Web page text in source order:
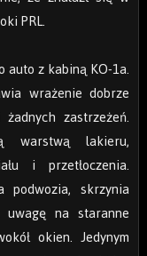
PRL.
z kabiną KO-1a.
wrażenie dobrze
zastrzeżeń.
warstwą lakieru,
i przetłoczenia.
skrzynia
na staranne
okien. Jedynym